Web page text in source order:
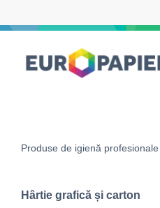
Produse de igienă profesionale
Hârtie grafică și carton